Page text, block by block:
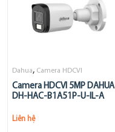
Dahua, Camera HDCVI
Camera HDCVI 5MP DAHUA
DH-HAC-B1A51P-U-IL-A
Liên hệ